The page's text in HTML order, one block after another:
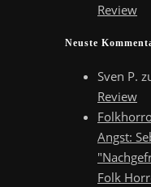
Review
Neuste
Sven P.
Review
Angst:
Folk